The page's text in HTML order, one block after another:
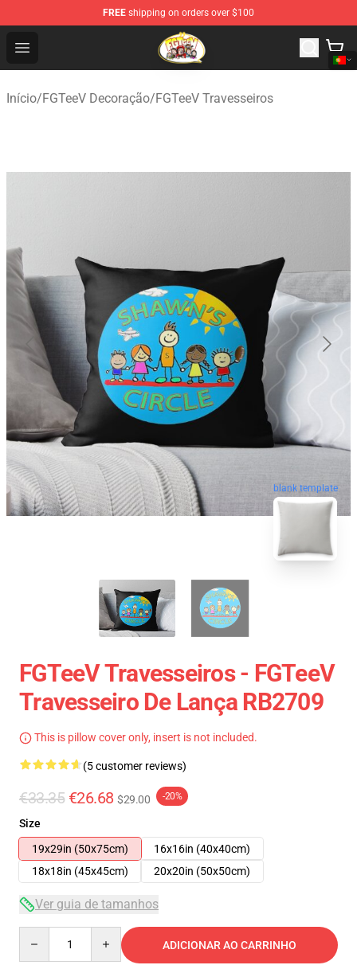
FREE shipping on orders over $100
Open menu
FGTeeV Store - Official FGTeeV Merchandise Shop
Início/FGTeeV Decoração/FGTeeV Travesseiros
blank template
FGTeeV Travesseiros - FGTeeV
Travesseiro De Lança RB2709
This is pillow cover only, insert is not included.
(5 customer reviews)
€33.35 €26.68 $29.00 -20%
Size
19x29in (50x75cm)
16x16in (40x40cm)
18x18in (45x45cm)
20x20in (50x50cm)
Ver guia de tamanhos
ADICIONAR AO CARRINHO